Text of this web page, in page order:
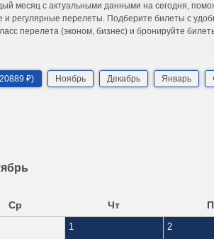
месяц с актуальными данными на сегодня,
регулярные перелеты. Подберите билеты с
перелета (эконом, бизнес) и бронируйте
₽) Ноябрь Декабрь Январь
Ср Чт
1 2